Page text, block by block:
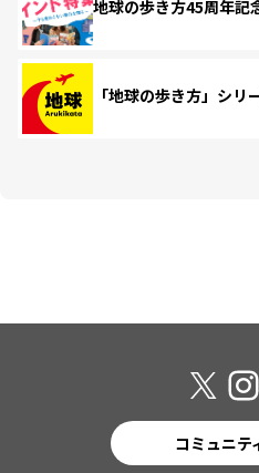
地球の歩き方45周年記
「地球の歩き方」シリ
コミュニテ